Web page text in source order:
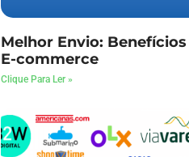
Melhor Envio: Benefícios
E-commerce
Clique Para Ler »